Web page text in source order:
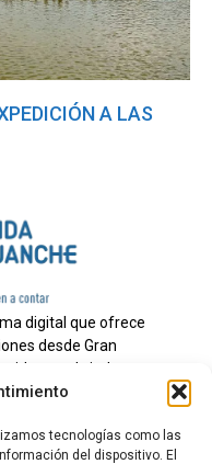
tecnologías como las
del dispositivo. El
A LAS
digital que ofrece
desde Gran
con brindar
independiente a